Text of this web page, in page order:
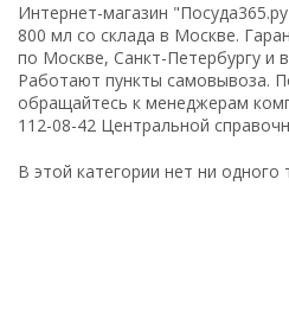
Интернет-магазин
800 мл со склада в Москве.
по Москве, Санкт-Петербургу и
Работают пункты самовывоза.
обращайтесь к менеджерам
112-08-42 Центральной
В этой категории нет ни одного